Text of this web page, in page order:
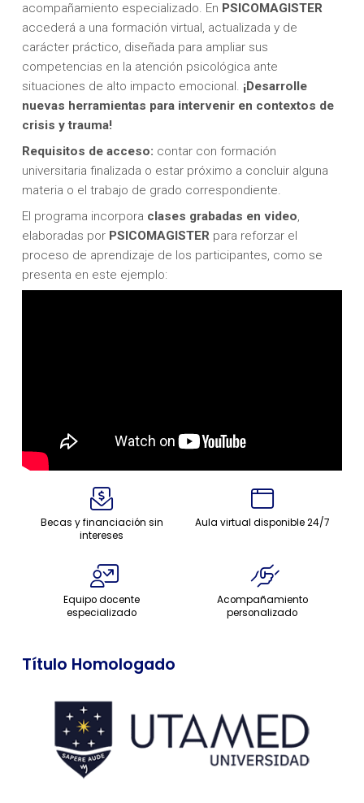
acompañamiento especializado. En PSICOMAGISTER
accederá a una formación virtual, actualizada y de
carácter práctico, diseñada para ampliar sus
competencias en la atención psicológica ante
situaciones de alto impacto emocional. ¡Desarrolle
nuevas herramientas para intervenir en contextos de
crisis y trauma!
Requisitos de acceso: contar con formación
universitaria finalizada o estar próximo a concluir alguna
materia o el trabajo de grado correspondiente.
El programa incorpora clases grabadas en video
elaboradas por PSICOMAGISTER para reforzar el
proceso de aprendizaje de los participantes, como se
presenta en este ejemplo:
Becas y financiación sin
intereses
Aula virtual disponible 24/7
Equipo docente
especializado
Acompañamiento
personalizado
Título Homologado